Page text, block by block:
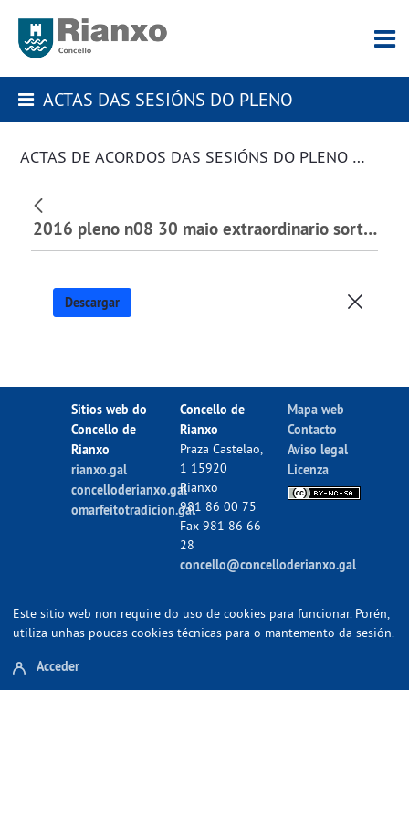
ACTAS DAS SESIÓNS DO PLENO
ACTAS DE ACORDOS DAS SESIÓNS DO PLENO DA CORPORACIÓN
2016 pleno n08 30 maio extraordinario sorteo mesas electorais.pdf
Descargar
Sitios web do
Concello de
Rianxo
rianxo.gal
concelloderianxo.gal
omarfeitotradicion.gal
Concello de
Rianxo
Praza Castelao,
1 15920
Rianxo
981 86 00 75
Fax 981 86 66
28
concello@concelloderianxo.gal
Mapa web
Contacto
Aviso legal
Licenza
Este sitio web non require do uso de cookies para funcionar. Porén,
utiliza unhas poucas cookies técnicas para o mantemento da sesión.
Acceder